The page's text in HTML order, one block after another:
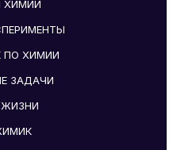
ХИМИИ
ПО ХИМИИ
ЗАДАЧИ